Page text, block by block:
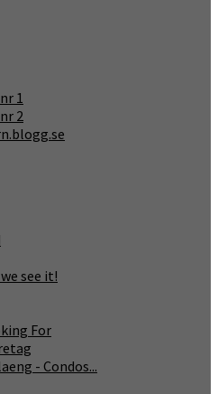
1
2
see it!
For
- Condos...